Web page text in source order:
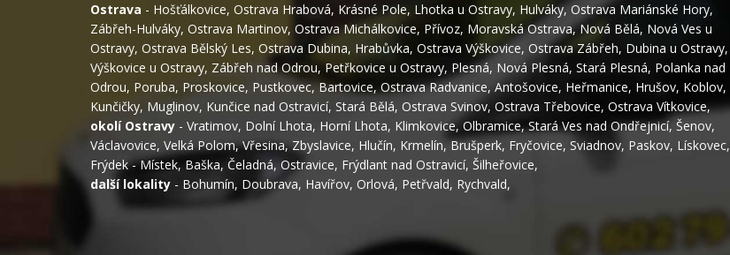
Ostrava - Hošťálkovice, Ostrava Hrabová, Krásné Pole, Lhotka u Ostravy, Hulváky, Ostrava Mariánské Hory,
Zábřeh-Hulváky, Ostrava Martinov, Ostrava Michálkovice, Přívoz, Moravská Ostrava,Nová Bělá, Nová Ves u
Ostravy, Ostrava Bělský Les, Ostrava Dubina, Hrabůvka, Ostrava Výškovice, Ostrava Zábřeh, Dubina u Ostravy,
Výškovice u Ostravy, Zábřeh nad Odrou, Petřkovice u Ostravy, Plesná, Nová Plesná, Stará Plesná, Polanka nad
Odrou, Poruba, Proskovice, Pustkovec,Bartovice, Ostrava Radvanice, Antošovice, Heřmanice, Hrušov, Koblov,
Kunčičky, Muglinov, Kunčice nad Ostravicí, Stará Bělá, Ostrava Svinov, Ostrava Třebovice, Ostrava Vítkovice,
okolí Ostravy - Vratimov, Dolní Lhota, Horní Lhota, Klimkovice,Olbramice,Stará Ves nad Ondřejnicí, Šenov,
Václavovice, Velká Polom,Vřesina,Zbyslavice, Hlučín, Krmelín,Brušperk, Fryčovice, Sviadnov, Paskov, Lískovec,
Frýdek - Místek, Baška, Čeladná, Ostravice, Frýdlant nad Ostravicí, Šilheřovice,
další lokality - Bohumín, Doubrava, Havířov, Orlová, Petřvald, Rychvald,